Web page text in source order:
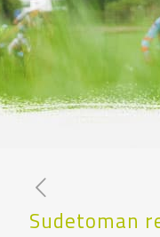
Sudetoman